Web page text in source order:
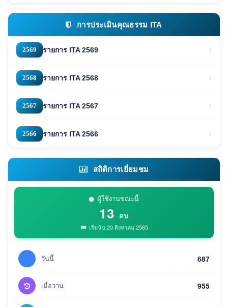
การประเมินคุณธรรม ITA
2569 รายการ ITA 2569
2568 รายการ ITA 2568
2567 รายการ ITA 2567
2566 รายการ ITA 2566
สถิติการเยี่ยมชม
ผู้ใช้งานขณะนี้
13 คน
เริ่มนับ 20 สิงหาคม 2565
วันนี้ 687
เมื่อวาน 955